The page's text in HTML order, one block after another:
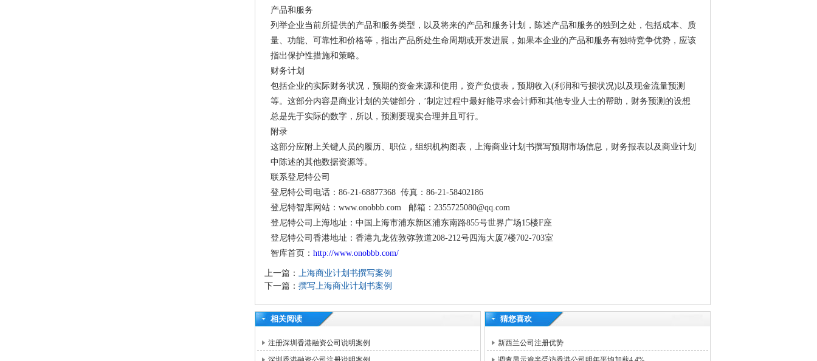
产品和服务
列举企业当前所提供的产品和服务类型，以及将来的产品和服务计划，陈述产品和服务的独到之处，包括成本、质
量、功能、可靠性和价格等，指出产品所处生命周期或开发进展，如果本企业的产品和服务有独特竞争优势，应该
指出保护性措施和策略。
财务计划
包括企业的实际财务状况，预期的资金来源和使用，资产负债表，预期收入(利润和亏损状况)以及现金流量预测
等。这部分内容是商业计划的关键部分，’制定过程中最好能寻求会计师和其他专业人士的帮助，财务预测的设想
总是先于实际的数字，所以，预测要现实合理并且可行。
附录
这部分应附上关键人员的履历、职位，组织机构图表，上海商业计划书撰写预期市场信息，财务报表以及商业计划
中陈述的其他数据资源等。
联系登尼特公司
登尼特公司电话：86-21-68877368 传真：86-21-58402186
登尼特智库网站：www.onobbb.com 邮箱：2355725080@qq.com
登尼特公司上海地址：中国上海市浦东新区浦东南路855号世界广场15楼F座
登尼特公司香港地址：香港九龙佐敦弥敦道208-212号四海大厦7楼702-703室
智库首页： http://www.onobbb.com/
上一篇： 上海商业计划书撰写案例
下一篇： 撰写上海商业计划书案例
相关阅读
注册深圳香港融资公司说明案例
猜您喜欢
新西兰公司注册优势